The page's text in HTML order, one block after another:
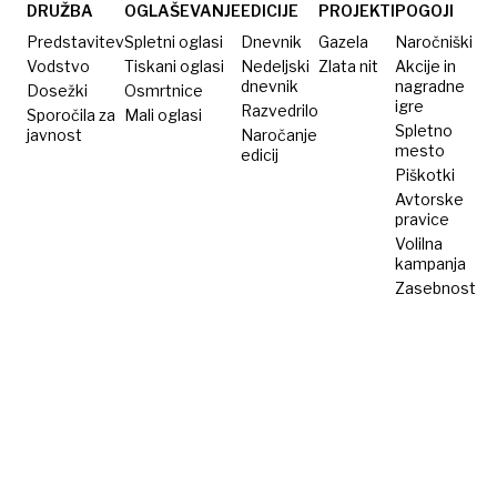
prehodov
meje
kot lani
največ
je
Afganistancev
meje
DRUŽBA
Predstavitev
Vodstvo
Dosežki
Sporočila za
javnost
OGLAŠEVANJE
Spletni oglasi
Tiskani oglasi
Osmrtnice
Mali oglasi
EDICIJE
Dnevnik
Nedeljski
dnevnik
Razvedrilo
Naročanje
edicij
PROJEKTI
Gazela
Zlata nit
POGOJI
Naročniški
Akcije in
nagradne
igre
Spletno
mesto
Piškotki
Avtorske
pravice
Volilna
kampanja
Zasebnost